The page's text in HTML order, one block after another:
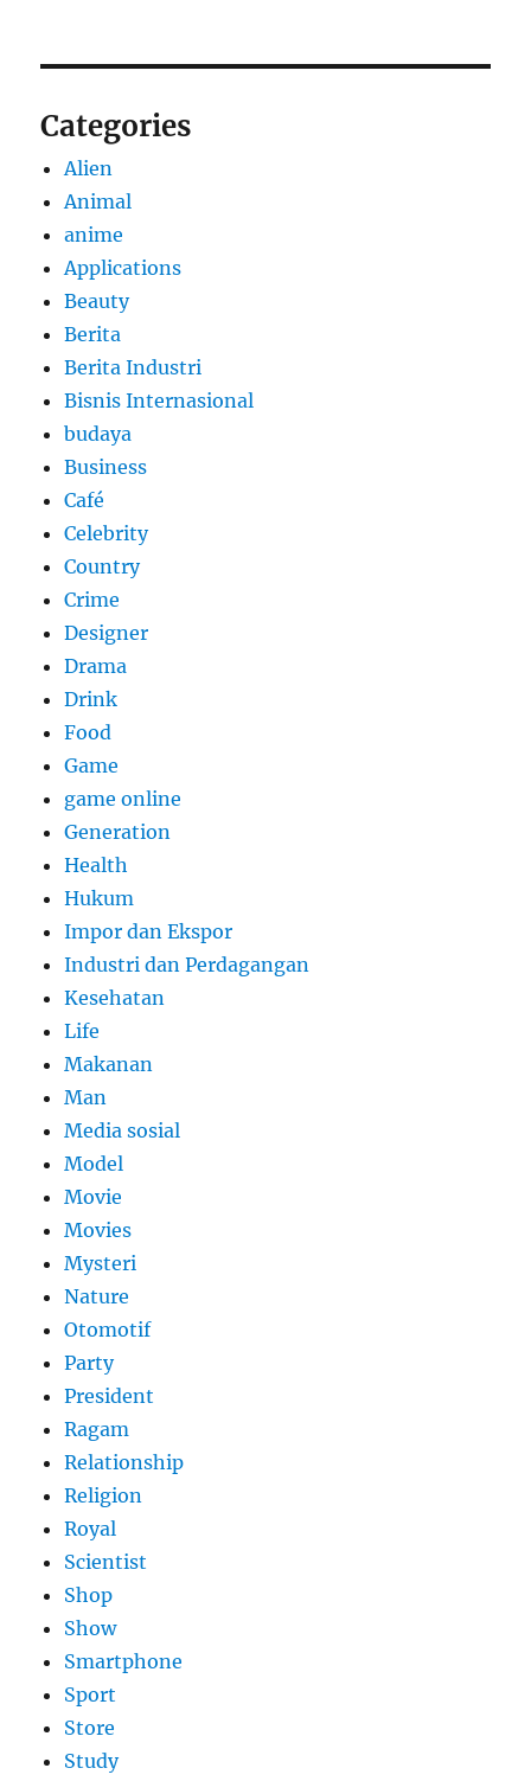
Categories
Alien
Animal
anime
Applications
Beauty
Berita
Berita Industri
Bisnis Internasional
budaya
Business
Café
Celebrity
Country
Crime
Designer
Drama
Drink
Food
Game
game online
Generation
Health
Hukum
Impor dan Ekspor
Industri dan Perdagangan
Kesehatan
Life
Makanan
Man
Media sosial
Model
Movie
Movies
Mysteri
Nature
Otomotif
Party
President
Ragam
Relationship
Religion
Royal
Scientist
Shop
Show
Smartphone
Sport
Store
Study